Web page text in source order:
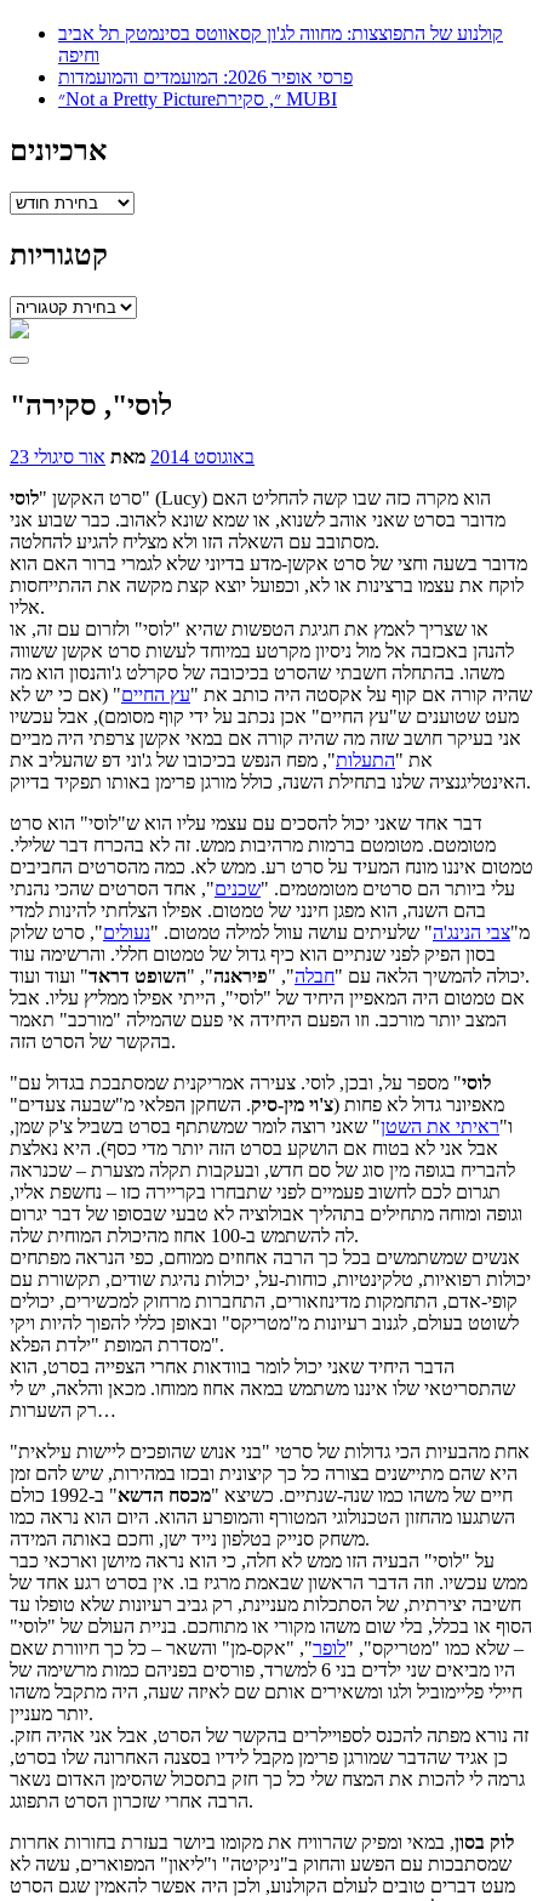
קולנוע של התפוצצות: מחווה לג'ון קסאווטס בסינמטק תל אביב
וחיפה
פרסי אופיר 2026: המועמדים והמועמדות
״Not a Pretty Picture״, סקירת MUBI
ארכיונים
ארכיונים
קטגוריות
קטגוריות
"לוסי", סקירה
23 באוגוסט 2014 מאת אור סיגולי
סרט האקשן "לוסי
" (Lucy) הוא מקרה כזה שבו קשה להחליט האם
מדובר בסרט שאני אוהב לשנוא, או שמא שונא לאהוב. כבר שבוע אני
מסתובב עם השאלה הזו ולא מצליח להגיע להחלטה.
מדובר בשעה וחצי של סרט אקשן-מדע בדיוני שלא לגמרי ברור האם הוא
לוקח את עצמו ברצינות או לא, וכפועל יוצא קצת מקשה את ההתייחסות
אליו.
או שצריך לאמץ את חגיגת הטפשות שהיא "לוסי" ולזרום עם זה, או
להנהן באכזבה אל מול ניסיון מקרטע במיוחד לעשות סרט אקשן ששווה
משהו. בהתחלה חשבתי שהסרט בכיכובה של סקרלט ג'והנסון הוא מה
שהיה קורה אם קוף על אקסטה היה כותב את "עץ החיים" (אם כי יש לא
מעט שטוענים ש"עץ החיים" אכן נכתב על ידי קוף מסומם), אבל עכשיו
אני בעיקר חושב שזה מה שהיה קורה אם במאי אקשן צרפתי היה מביים
את "התעלות", מפח הנפש בכיכובו של ג'וני דפ שהעליב את
האינטליגנציה שלנו בתחילת השנה, כולל מורגן פרימן באותו תפקיד בדיוק.
דבר אחד שאני יכול להסכים עם עצמי עליו הוא ש"לוסי" הוא סרט
מטומטם. מטומטם ברמות מרהיבות ממש. זה לא בהכרח דבר שלילי.
טמטום איננו מונח המעיד על סרט רע. ממש לא. כמה מהסרטים החביבים
עלי ביותר הם סרטים מטומטמים. "שכנים", אחד הסרטים שהכי נהנתי
בהם השנה, הוא מפגן חינני של טמטום. אפילו הצלחתי להינות למדי
מ"צבי הנינג'ה" שלעיתים עושה עוול למילה טמטום. "נעולים", סרט שלוק
בסון הפיק לפני שנתיים הוא כיף גדול של טמטום חללי. והרשימה עוד
יכולה להמשיך הלאה עם "חבלה", "פיראנה", "השופט דראד
" ועוד ועוד.
אם טמטום היה המאפיין היחיד של "לוסי", הייתי אפילו ממליץ עליו. אבל
המצב יותר מורכב. וזו הפעם היחידה אי פעם שהמילה "מורכב" תאמר
בהקשר של הסרט הזה.
"
לוסי" מספר על, ובכן, לוסי. צעירה אמריקנית שמסתבכת בגדול עם
מאפיונר גדול לא פחות (צ'וי מין-סיק. השחקן הפלאי מ"שבעה צעדים"
ו"ראיתי את השטן" שאני רוצה לומר שמשתתף בסרט בשביל צ'ק שמן,
אבל אני לא בטוח אם הושקע בסרט הזה יותר מדי כסף). היא נאלצת
להבריח בגופה מין סוג של סם חדש, ובעקבות תקלה מצערת – שכנראה
תגרום לכם לחשוב פעמיים לפני שתבחרו בקריירה כזו – נחשפת אליו,
וגופה ומוחה מתחילים בתהליך אבולוציה לא טבעי שבסופו של דבר יגרום
לה להשתמש ב-100 אחוז מהיכולת המוחית שלה.
אנשים שמשתמשים בכל כך הרבה אחוזים ממוחם, כפי הנראה מפתחים
יכולות רפואיות, טלקינטיות, כוחות-על, יכולות נהיגת שודים, תקשורת עם
קופי-אדם, התחמקות מדינוזאורים, התחברות מרחוק למכשירים, יכולים
לשוטט בעולם, לגנוב רעיונות מ"מטריקס" ובאופן כללי להפוך להיות ויקי
מסדרת המופת "ילדת הפלא".
הדבר היחיד שאני יכול לומר בוודאות אחרי הצפייה בסרט, הוא
שהתסריטאי שלו איננו משתמש במאה אחוז ממוחו. מכאן והלאה, יש לי
רק השערות…
אחת מהבעיות הכי גדולות של סרטי "בני אנוש שהופכים ליישות עילאית"
היא שהם מתיישנים בצורה כל כך קיצונית ובכזו במהירות, שיש להם זמן
חיים של משהו כמו שנה-שנתיים. כשיצא "מכסח הדשא
" ב-1992 כולם
השתגעו מהחזון הטכנולוגי המטורף והמופרע ההוא. היום הוא נראה כמו
משחק סנייק בטלפון נייד ישן, וחכם באותה המידה.
על "לוסי" הבעיה הזו ממש לא חלה, כי הוא נראה מיושן וארכאי כבר
ממש עכשיו. וזה הדבר הראשון שבאמת מרגיז בו. אין בסרט רגע אחד של
חשיבה יצירתית, של הסתכלות מעניינת, רק גביב רעיונות שלא טופלו עד
הסוף או בכלל, בלי שום משהו מקורי או מתוחכם. בניית העולם של "לוסי"
– שלא כמו "מטריקס", "לופר", "אקס-מן" והשאר – כל כך חיוורת שאם
היו מביאים שני ילדים בני 6 למשרד, פורסים בפניהם כמות מרשימה של
חיילי פליימוביל ולגו ומשאירים אותם שם לאיזה שעה, היה מתקבל משהו
יותר מעניין.
זה נורא מפתה להכנס לספויילרים בהקשר של הסרט, אבל אני אהיה חזק.
כן אגיד שהדבר שמורגן פרימן מקבל לידיו בסצנה האחרונה שלו בסרט,
גרמה לי להכות את המצח שלי כל כך חזק בתסכול שהסימן האדום נשאר
הרבה אחרי שזכרון הסרט התפוגג.
לוק בסון, במאי ומפיק שהרוויח את מקומו ביושר בעזרת בחורות אחרות
שמסתבכות עם הפשע והחוק ב"ניקיטה" ו"ליאון" המפוארים, עשה לא
מעט דברים טובים לעולם הקולנוע, ולכן היה אפשר להאמין שגם הסרט